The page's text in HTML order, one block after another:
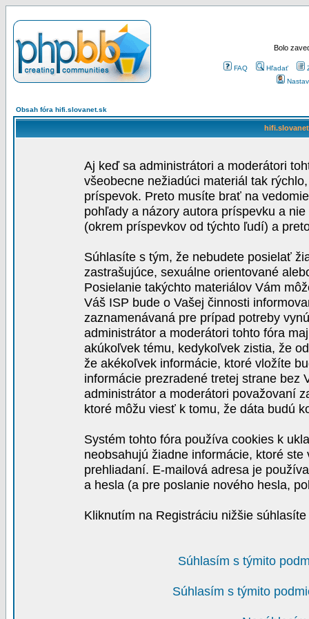
Bolo
FAQ Hľadať
Obsah fóra hifi.slovanet.sk
Aj keď sa administrátori a moderátori
všeobecne nežiadúci materiál tak
príspevok. Preto musíte brať na
pohľady a názory autora príspevku a
(okrem príspevkov od týchto ľudí) a
Súhlasíte s tým, že nebudete posielať
zastrašujúce, sexuálne orientované
Posielanie takýchto materiálov Vám
Váš ISP bude o Vašej činnosti
zaznamenávaná pre prípad potreby
administrátor a moderátori tohto fóra
akúkoľvek tému, kedykoľvek zistia, že
že akékoľvek informácie, ktoré vložíte
informácie prezradené tretej strane bez
administrátor a moderátori považovaní
ktoré môžu viesť k tomu, že dáta budú
Systém tohto fóra používa cookies k
neobsahujú žiadne informácie, ktoré
prehliadaní. E-mailová adresa je
a hesla (a pre poslanie nového hesla,
Kliknutím na Registráciu nižšie
Súhlasím s týmito
Súhlasím s týmito